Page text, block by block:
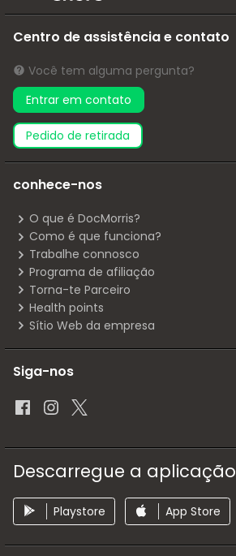
Centro de assistência e contato
Você tem alguma pergunta?
Entrar em contato
pedido de retirada
conhece-nos
O que é DocMorris?
Como é que funciona?
Trabalhe connosco
Programa de afiliação
Torna-te Parceiro
Health points
Sítio Web da empresa
Siga-nos
Descarregue a aplicação
Playstore App Store